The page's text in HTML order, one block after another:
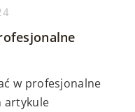
w profesjonalne
artykule